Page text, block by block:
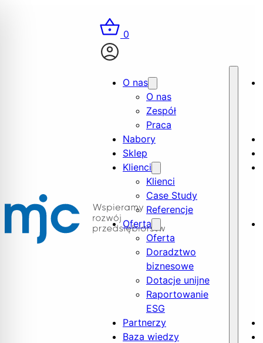
0
O nas
O nas
Zespół
Praca
Nabory
Sklep
Klienci
Klienci
Case Study
Referencje
Oferta
Oferta
Doradztwo
biznesowe
Dotacje unijne
Raportowanie
ESG
Partnerzy
Baza wiedzy